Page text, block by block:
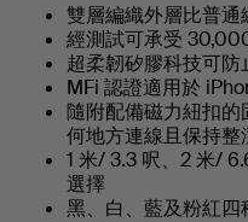
雙層編織外層比普
經測試可承受
超柔韌矽膠科技可防
MFi 認證適用於
隨附配備磁力紐扣
何地方連線且保持整
1 米/ 3.3 呎、2 米/
選擇
黑、白、藍及粉紅四